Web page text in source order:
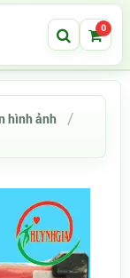
0
hình ảnh